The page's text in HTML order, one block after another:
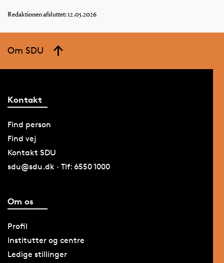
Redaktionen afsluttet: 12.05.2026
Om SDU
Kontakt
Find person
Find vej
Kontakt SDU
sdu@sdu.dk · Tlf: 6550 1000
Om os
Profil
Institutter og centre
Ledige stillinger